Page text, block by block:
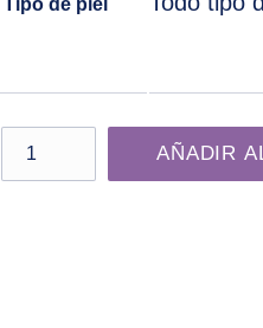
Tipo de piel
Máscara Iluminadora Glow
AÑADIR